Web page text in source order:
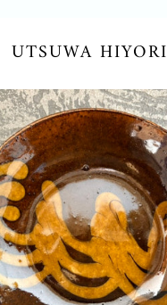
UTSUWA HIYORI